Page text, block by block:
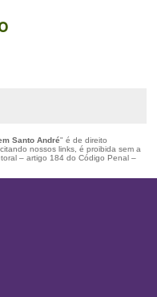
Santo André" é de direito
nossos links, é proibida sem a
– artigo 184 do Código Penal –